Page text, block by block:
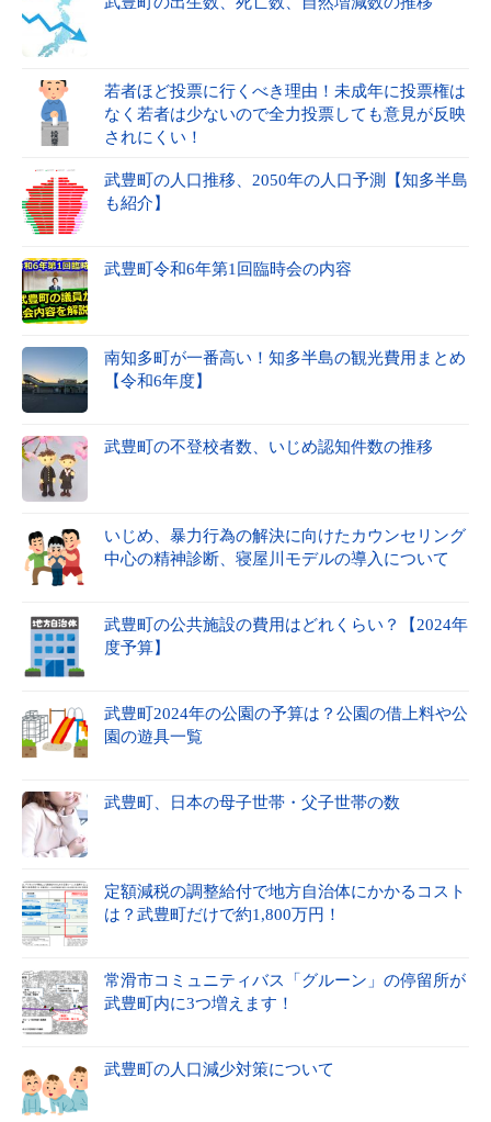
若者ほど投票に行くべき理由！未成年に投票権は
なく若者は少ないので全力投票しても意見が反映
されにくい！
武豊町の人口推移、2050年の人口予測【知多半島
も紹介】
武豊町令和6年第1回臨時会の内容
南知多町が一番高い！知多半島の観光費用まとめ
【令和6年度】
武豊町の不登校者数、いじめ認知件数の推移
いじめ、暴力行為の解決に向けたカウンセリング
中心の精神診断、寝屋川モデルの導入について
武豊町の公共施設の費用はどれくらい？【2024年
度予算】
武豊町2024年の公園の予算は？公園の借上料や公
園の遊具一覧
武豊町、日本の母子世帯・父子世帯の数
定額減税の調整給付で地方自治体にかかるコスト
は？武豊町だけで約1,800万円！
常滑市コミュニティバス「グルーン」の停留所が
武豊町内に3つ増えます！
武豊町の人口減少対策について